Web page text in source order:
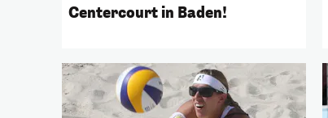
Centercourt in Baden!